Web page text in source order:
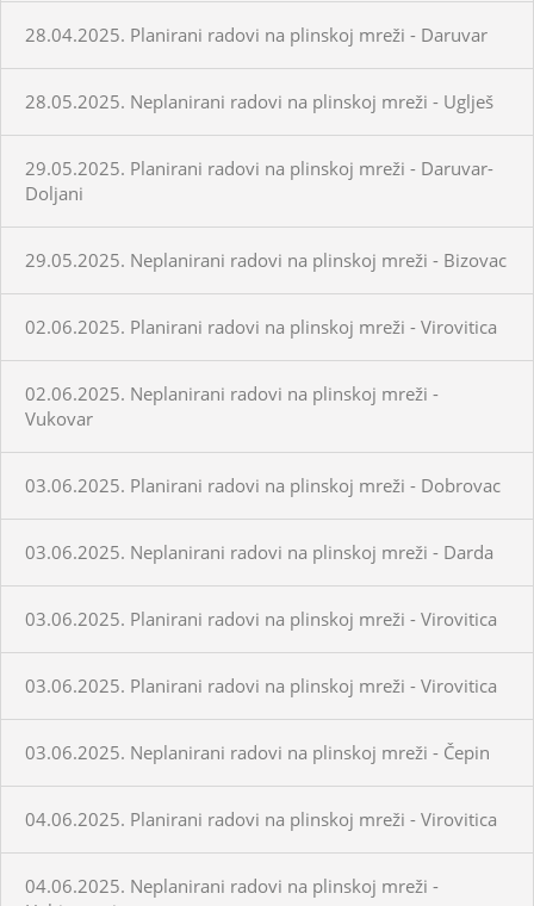
28.04.2025. Planirani radovi na plinskoj mreži - Daruvar
28.05.2025. Neplanirani radovi na plinskoj mreži - Uglješ
29.05.2025. Planirani radovi na plinskoj mreži - Daruvar-
Doljani
29.05.2025. Neplanirani radovi na plinskoj mreži - Bizovac
02.06.2025. Planirani radovi na plinskoj mreži - Virovitica
02.06.2025. Neplanirani radovi na plinskoj mreži -
Vukovar
03.06.2025. Planirani radovi na plinskoj mreži - Dobrovac
03.06.2025. Neplanirani radovi na plinskoj mreži - Darda
03.06.2025. Planirani radovi na plinskoj mreži - Virovitica
03.06.2025. Planirani radovi na plinskoj mreži - Virovitica
03.06.2025. Neplanirani radovi na plinskoj mreži - Čepin
04.06.2025. Planirani radovi na plinskoj mreži - Virovitica
04.06.2025. Neplanirani radovi na plinskoj mreži -